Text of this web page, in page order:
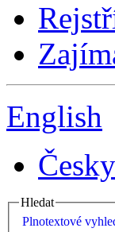
English
Česky
Hledat
Plnotextové